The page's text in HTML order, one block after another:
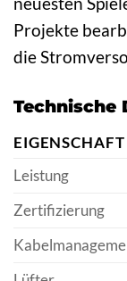
Projekte
die
Technische
EIGENSCHAFT
Leistung
Zertifizierung